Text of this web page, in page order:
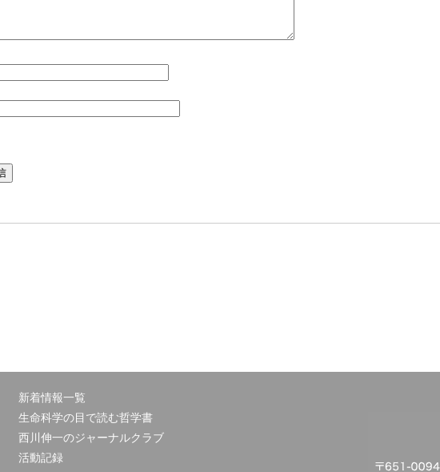
新着情報一覧
生命科学の目で読む哲学書
西川伸一のジャーナルクラブ
活動記録